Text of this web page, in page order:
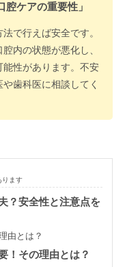
腔ケアの重要性」
で行えば安全です。
内の状態が悪化し、
性があります。不安
歯科医に相談してく
ります
？安全性と注意点を
由とは？
！その理由とは？